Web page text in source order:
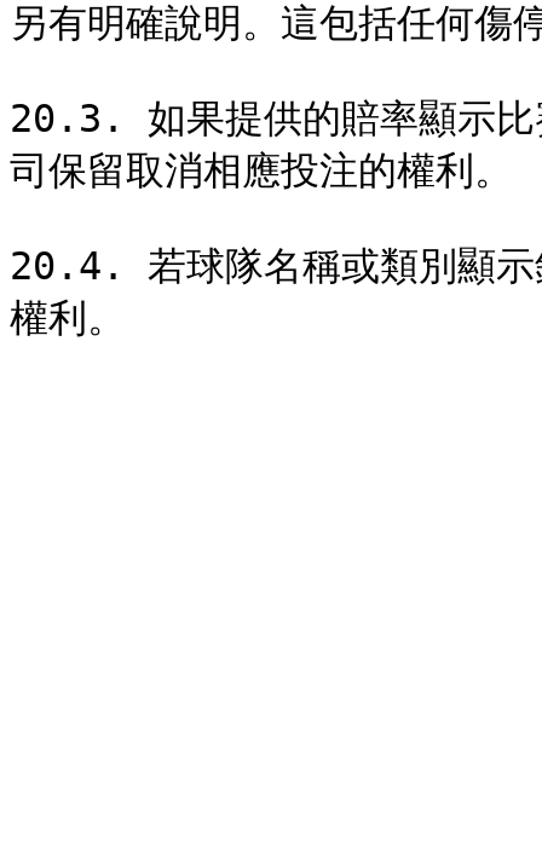
另有明確說明。這包括任何傷
20.3. 如果提供的賠率顯示比
司保留取消相應投注的權利。
20.4. 若球隊名稱或類別顯示